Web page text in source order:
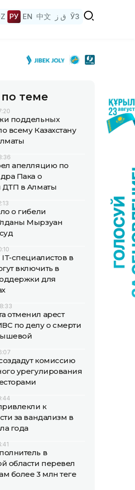
РУ EN 中文 ق ز ЎЗ
теме
поддельных
всему Казахстану
апелляцию по
Пака о
ДТП в Алматы
о гибели
Мырзуан
специалистов в
включить в
для
отменил арест
по делу о смерти
комиссию
урегулирования
к
за вандализм в
года
в
области перевел
более 3 млн теңге